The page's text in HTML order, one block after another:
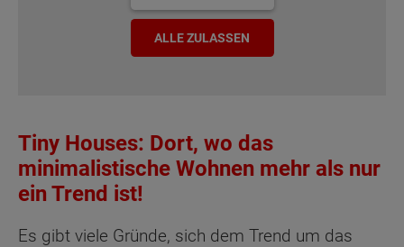
ALLE ZULASSEN
Tiny Houses: Dort, wo das
minimalistische Wohnen mehr als nur
ein Trend ist!
Es gibt viele Gründe, sich dem Trend um das